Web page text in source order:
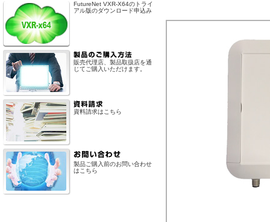
FutureNet VXR-X64のトライ
アル版のダウンロード申込み
販売代理店、製品取扱店を通
じてご購入いただけます。
資料請求はこちら
製品ご購入前のお問い合わせ
はこちら